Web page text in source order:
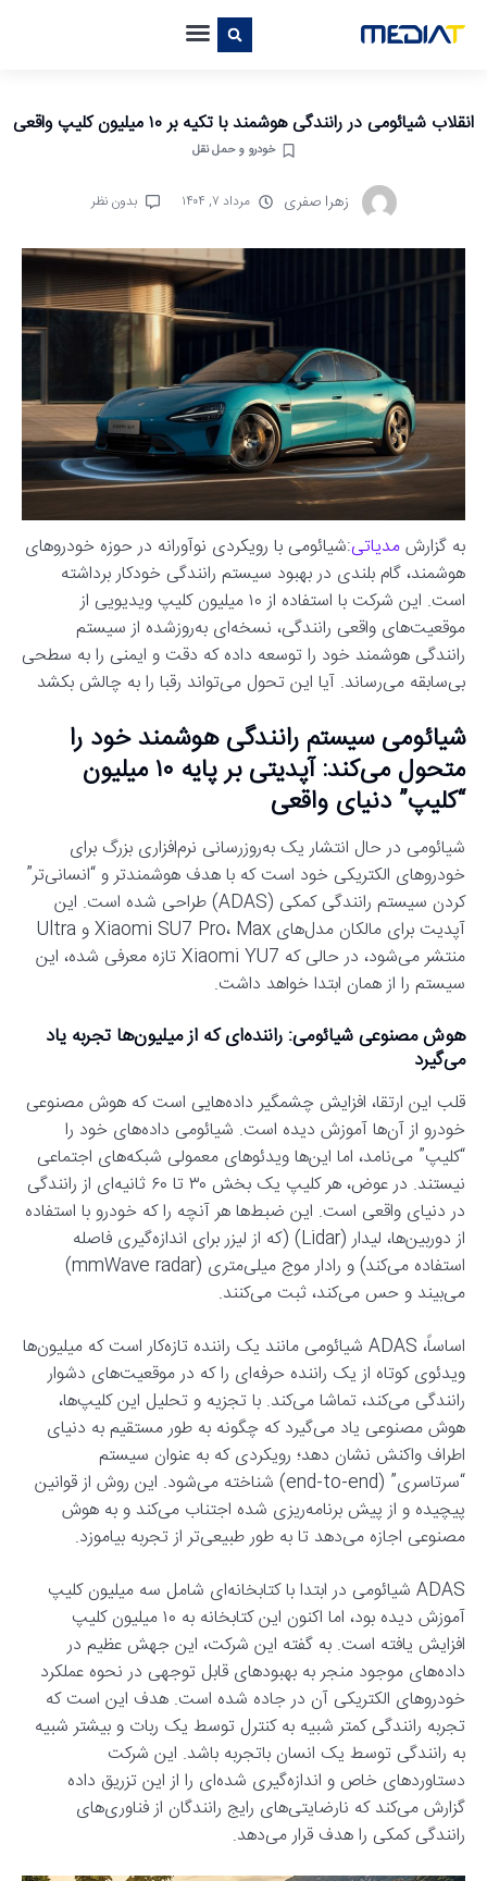
انقلاب شیائومی در رانندگی هوشمند با تکیه بر ۱۰ میلیون کلیپ واقعی
خودرو و حمل نقل
زهرا صفری مرداد ۷, ۱۴۰۴ بدون نظر
به گزارشمدیاتی:شیائومی با رویکردی نوآورانه در حوزه خودروهای
هوشمند، گام بلندی در بهبود سیستم رانندگی خودکار برداشته
است. این شرکت با استفاده از ۱۰ میلیون کلیپ ویدیویی از
موقعیت‌های واقعی رانندگی، نسخه‌ای به‌روزشده از سیستم
رانندگی هوشمند خود را توسعه داده که دقت و ایمنی را به سطحی
بی‌سابقه می‌رساند. آیا این تحول می‌تواند رقبا را به چالش بکشد
شیائومی سیستم رانندگی هوشمند خود را
متحول می‌کند: آپدیتی بر پایه ۱۰ میلیون
“کلیپ” دنیای واقعی
شیائومی در حال انتشار یک به‌روزرسانی نرم‌افزاری بزرگ برای
خودروهای الکتریکی خود است که با هدف هوشمندتر و “انسانی‌تر”
کردن سیستم رانندگی کمکی (ADAS) طراحی شده است. این
آپدیت برای مالکان مدل‌های Xiaomi SU7 Pro، Max و Ultra
منتشر می‌شود، در حالی که Xiaomi YU7 تازه معرفی شده، این
سیستم را از همان ابتدا خواهد داشت.
هوش مصنوعی شیائومی: راننده‌ای که از میلیون‌ها تجربه یاد
می‌گیرد
قلب این ارتقا، افزایش چشمگیر داده‌هایی است که هوش مصنوعی
خودرو از آن‌ها آموزش دیده است. شیائومی داده‌های خود را
“کلیپ” می‌نامد، اما این‌ها ویدئوهای معمولی شبکه‌های اجتماعی
نیستند. در عوض، هر کلیپ یک بخش ۳۰ تا ۶۰ ثانیه‌ای از رانندگی
در دنیای واقعی است. این ضبط‌ها هر آنچه را که خودرو با استفاده
از دوربین‌ها، لیدار (Lidar) (که از لیزر برای اندازه‌گیری فاصله
استفاده می‌کند) و رادار موج میلی‌متری (mmWave radar)
می‌بیند و حس می‌کند، ثبت می‌کنند.
اساساً، ADAS شیائومی مانند یک راننده تازه‌کار است که میلیون‌ها
ویدئوی کوتاه از یک راننده حرفه‌ای را که در موقعیت‌های دشوار
رانندگی می‌کند، تماشا می‌کند. با تجزیه و تحلیل این کلیپ‌ها،
هوش مصنوعی یاد می‌گیرد که چگونه به طور مستقیم به دنیای
اطراف واکنش نشان دهد؛ رویکردی که به عنوان سیستم
“سرتاسری” (end-to-end) شناخته می‌شود. این روش از قوانین
پیچیده و از پیش برنامه‌ریزی شده اجتناب می‌کند و به هوش
مصنوعی اجازه می‌دهد تا به طور طبیعی‌تر از تجربه بیاموزد.
ADAS شیائومی در ابتدا با کتابخانه‌ای شامل سه میلیون کلیپ
آموزش دیده بود، اما اکنون این کتابخانه به ۱۰ میلیون کلیپ
افزایش یافته است. به گفته این شرکت، این جهش عظیم در
داده‌های موجود منجر به بهبودهای قابل توجهی در نحوه عملکرد
خودروهای الکتریکی آن در جاده شده است. هدف این است که
تجربه رانندگی کمتر شبیه به کنترل توسط یک ربات و بیشتر شبیه
به رانندگی توسط یک انسان باتجربه باشد. این شرکت
دستاوردهای خاص و اندازه‌گیری شده‌ای را از این تزریق داده
گزارش می‌کند که نارضایتی‌های رایج رانندگان از فناوری‌های
رانندگی کمکی را هدف قرار می‌دهد.